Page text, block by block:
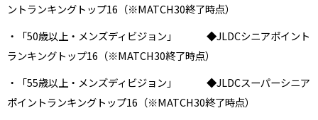
ントランキングトップ16（※MATCH30終了時点）
・「50歳以上・メンズディビジョン」 ◆JLDCシニアポイント
ランキングトップ16（※MATCH30終了時点）
・「55歳以上・メンズディビジョン」 ◆JLDCスーパーシニア
ポイントランキングトップ16（※MATCH30終了時点）